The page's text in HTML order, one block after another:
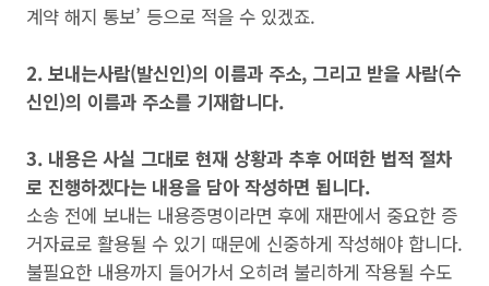
계약 해지 통보’ 등으로 적을 수 있겠죠.
2. 보내는사람(발신인)의 이름과 주소, 그리고 받을 사람(수
신인)의 이름과 주소를 기재합니다.
3. 내용은 사실 그대로 현재 상황과 추후 어떠한 법적 절차
로 진행하겠다는 내용을 담아 작성하면 됩니다.
소송 전에 보내는 내용증명이라면 후에 재판에서 중요한 증
거자료로 활용될 수 있기 때문에 신중하게 작성해야 합니다.
불필요한 내용까지 들어가서 오히려 불리하게 작용될 수도